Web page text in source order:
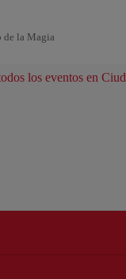
de la Magia
los eventos en